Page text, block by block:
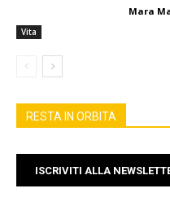
Vita
Mara
RESTA IN ORBITA
ISCRIVITI ALLA